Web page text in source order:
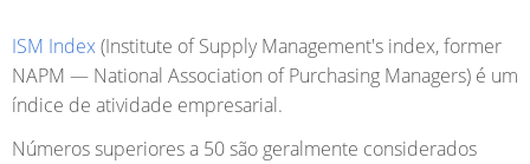
ISM Index(Institute of Supply Management's index, former
NAPM — National Association of Purchasing Managers) é um
índice de atividade empresarial.
Números superiores a 50 são geralmente considerados